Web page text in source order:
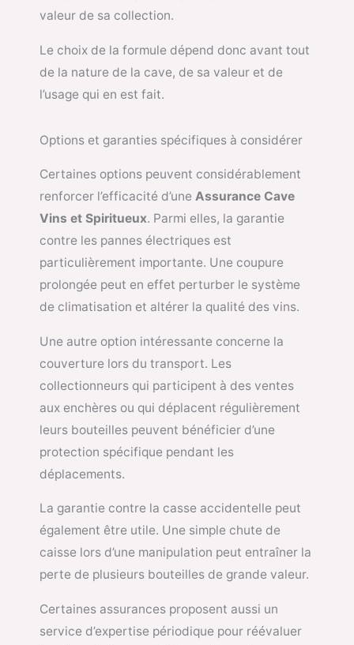
valeur de sa collection.
Le choix de la formule dépend donc avant tout
de la nature de la cave, de sa valeur et de
l’usage qui en est fait.
Options et garanties spécifiques à considérer
Certaines options peuvent considérablement
renforcer l’efficacité d’une Assurance Cave
Vins et Spiritueux. Parmi elles, la garantie
contre les pannes électriques est
particulièrement importante. Une coupure
prolongée peut en effet perturber le système
de climatisation et altérer la qualité des vins.
Une autre option intéressante concerne la
couverture lors du transport. Les
collectionneurs qui participent à des ventes
aux enchères ou qui déplacent régulièrement
leurs bouteilles peuvent bénéficier d’une
protection spécifique pendant les
déplacements.
La garantie contre la casse accidentelle peut
également être utile. Une simple chute de
caisse lors d’une manipulation peut entraîner la
perte de plusieurs bouteilles de grande valeur.
Certaines assurances proposent aussi un
service d’expertise périodique pour réévaluer